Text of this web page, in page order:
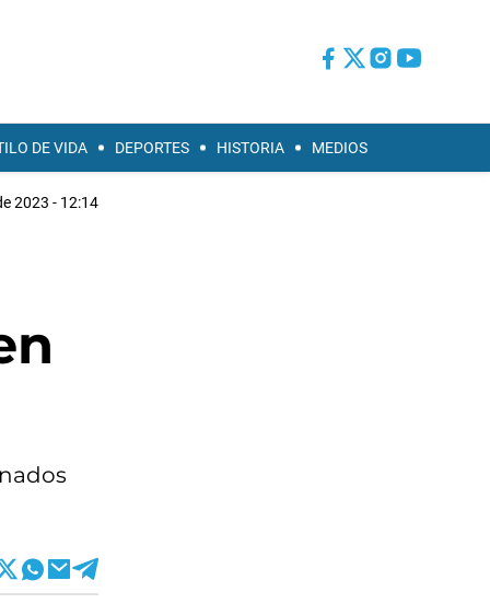
DE VIDA DEPORTES HISTORIA MEDIOS
2023 - 12:14